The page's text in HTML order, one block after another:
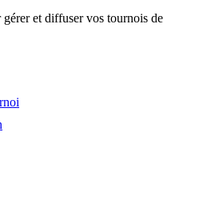
et diffuser vos tournois de